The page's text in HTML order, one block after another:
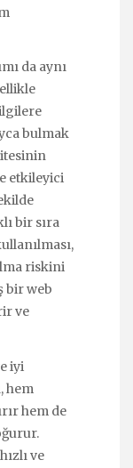
da aynı
bulmak
etkileyici
bir sıra
riskini
bir web
ve
iyi
hem
hem de
ve